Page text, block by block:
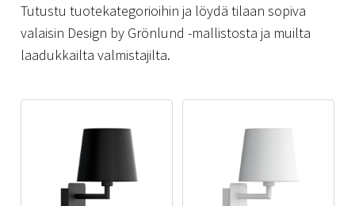
Tutustu tuotekategorioihin ja löydä tilaan sopiva
valaisin Design by Grönlund -mallistosta ja muilta
laadukkailta valmistajilta.